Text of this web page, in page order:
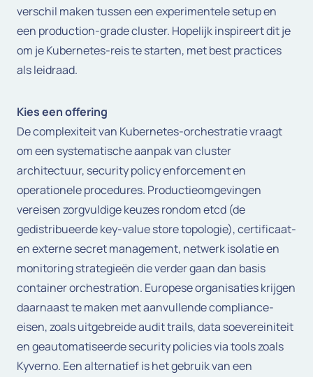
verschil maken tussen een experimentele setup en
een production-grade cluster. Hopelijk inspireert dit je
om je Kubernetes-reis te starten, met best practices
als leidraad.
Kies een offering
De complexiteit van Kubernetes-orchestratie vraagt
om een systematische aanpak van cluster
architectuur, security policy enforcement en
operationele procedures. Productieomgevingen
vereisen zorgvuldige keuzes rondom etcd (de
gedistribueerde key-value store topologie), certificaat-
en externe secret management, netwerk isolatie en
monitoring strategieën die verder gaan dan basis
container orchestration. Europese organisaties krijgen
daarnaast te maken met aanvullende compliance-
eisen, zoals uitgebreide audit trails, data soevereiniteit
en geautomatiseerde security policies via tools zoals
Kyverno. Een alternatief is het gebruik van een